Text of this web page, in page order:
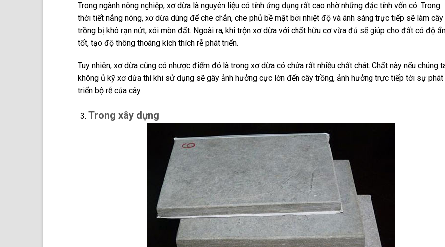
Trong ngành nông nghiệp, xơ dừa là nguyên liệu có tính ứng dụng rất cao nhờ những đặc tính vốn có. Trong
thời tiết nắng nóng, xơ dừa dùng để che chắn, che phủ bề mặt bởi nhiệt độ và ánh sáng trực tiếp sẽ làm cây
trồng bị khô rạn nứt, xói mòn đất. Ngoài ra, khi trộn xơ dừa với chất hữu cơ vừa đủ sẽ giúp cho đất có độ
tốt, tạo độ thông thoáng kích thích rễ phát triển.
Tuy nhiên, xơ dừa cũng có nhược điểm đó là trong xơ dừa có chứa rất nhiều chất chát. Chất này nếu chúng
không ủ kỹ xơ dừa thì khi sử dụng sẽ gây ảnh hưởng cực lớn đến cây trồng, ảnh hưởng trực tiếp tới sự phát
triển bộ rễ của cây.
Trong xây dựng